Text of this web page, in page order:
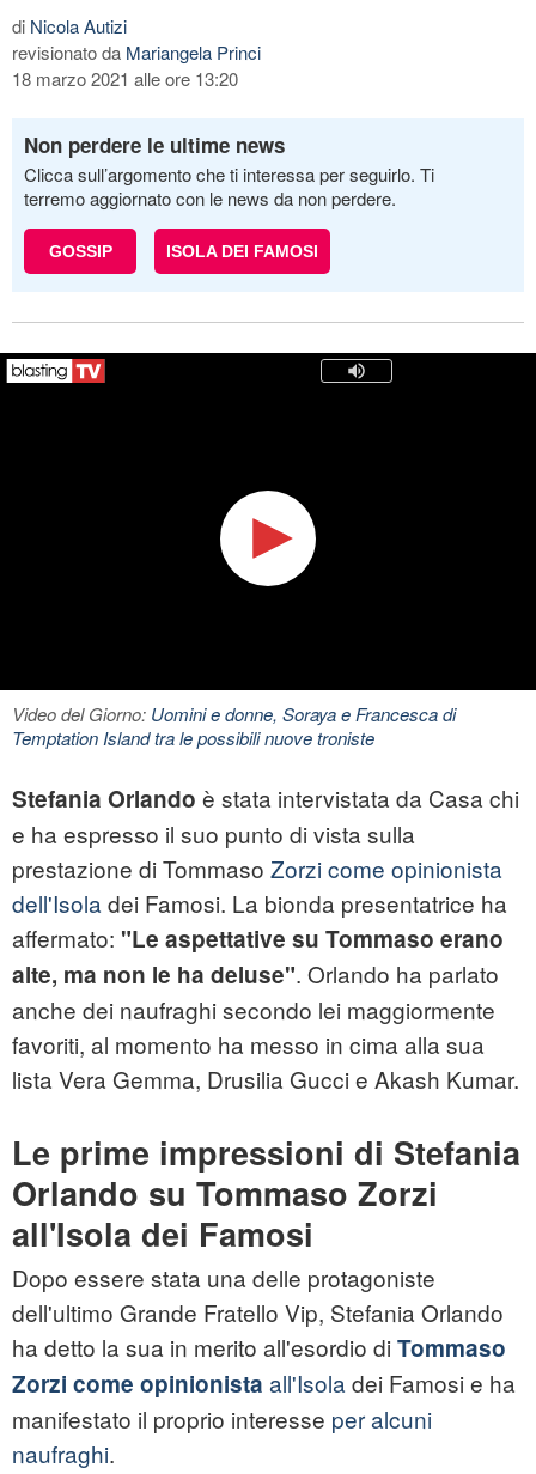
di Nicola Autizi
revisionato da Mariangela Princi
18 marzo 2021 alle ore 13:20
Non perdere le ultime news
Clicca sull’argomento che ti interessa per seguirlo. Ti
terremo aggiornato con le news da non perdere.
GOSSIP ISOLA DEI FAMOSI
Video del Giorno: Uomini e donne, Soraya e Francesca di
Temptation Island tra le possibili nuove troniste
Stefania Orlando è stata intervistata da Casa chi
e ha espresso il suo punto di vista sulla
prestazione di Tommaso Zorzi come opinionista
dell'Isola dei Famosi. La bionda presentatrice ha
affermato: "Le aspettative su Tommaso erano
alte, ma non le ha deluse". Orlando ha parlato
anche dei naufraghi secondo lei maggiormente
favoriti, al momento ha messo in cima alla sua
lista Vera Gemma, Drusilia Gucci e Akash Kumar.
Le prime impressioni di Stefania
Orlando su Tommaso Zorzi
all'Isola dei Famosi
Dopo essere stata una delle protagoniste
dell'ultimo Grande Fratello Vip, Stefania Orlando
ha detto la sua in merito all'esordio di Tommaso
Zorzi come opinionista all'Isola dei Famosi e ha
manifestato il proprio interesse per alcuni
naufraghi.